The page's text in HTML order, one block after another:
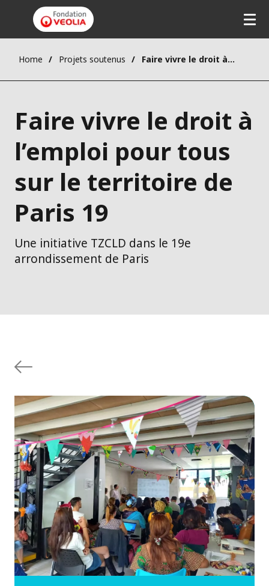
Home Projets soutenus Faire vivre le droit à l’emploi pour tous sur le territoire de Paris 19
Faire vivre le droit à
l’emploi pour tous
sur le territoire de
Paris 19
Une initiative TZCLD dans le 19e
arrondissement de Paris